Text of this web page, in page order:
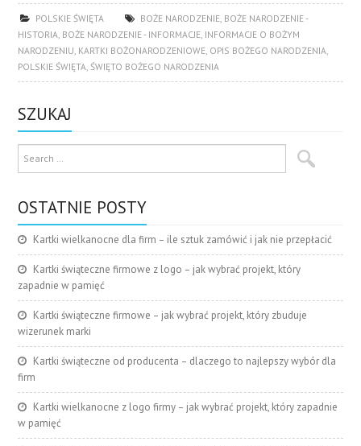
POLSKIE ŚWIĘTA BOŻE NARODZENIE, BOŻE NARODZENIE -
HISTORIA, BOŻE NARODZENIE - INFORMACJE, INFORMACJE O BOŻYM
NARODZENIU, KARTKI BOŻONARODZENIOWE, OPIS BOŻEGO NARODZENIA,
POLSKIE ŚWIĘTA,ŚWIĘTO BOŻEGO NARODZENIA
SZUKAJ
OSTATNIE POSTY
Kartki wielkanocne dla firm – ile sztuk zamówić i jak nie przepłacić
Kartki świąteczne firmowe z logo – jak wybrać projekt, który
zapadnie w pamięć
Kartki świąteczne firmowe – jak wybrać projekt, który zbuduje
wizerunek marki
Kartki świąteczne od producenta – dlaczego to najlepszy wybór dla
firm
Kartki wielkanocne z logo firmy – jak wybrać projekt, który zapadnie
w pamięć